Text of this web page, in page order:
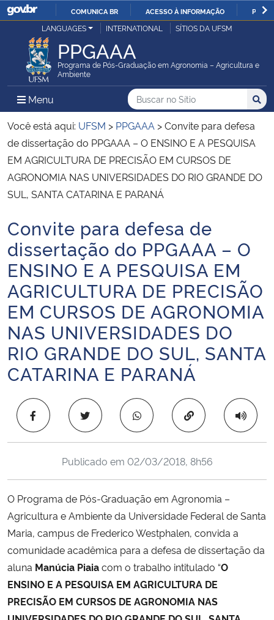
IR
O
COMUNICA BR ACESSO À INFORMAÇÃO
Ministério da Justiça e Segurança Pública
Ministério da Defesa
Ministério das Relações Exteriores
Ministério da Economia
Ministério da Educação
Ministério da Cidadania
Ministério da Saúde
Ministério de Minas e Energia
Ministério da Ciência, Tecnologia, Inovações e Comunicações
Ministério do Meio Ambiente
Ministério do Turismo
Ministério do Desenvolvimento Regional
Controladoria-Geral da União
Secretaria de Governo
LANGUAGES INTERNATIONAL SÍTIOS DA UFSM
PPGAAA
Programa de Pós-Graduação em Agronomia – Agricultura e
Ambiente
Menu Menu Principal do Sítio
Busca
Buscar no no Sítio
Busca:
Você está aqui: UFSM > PPGAAA >Convite para defesa
de dissertação do PPGAAA – O ENSINO E A PESQUISA
EM AGRICULTURA DE PRECISÃO EM CURSOS DE
AGRONOMIA NAS UNIVERSIDADES DO RIO GRANDE DO
SUL, SANTA CATARINA E PARANÁ
Início do conteúdo
Convite para defesa de
dissertação do PPGAAA – O
ENSINO E A PESQUISA EM
AGRICULTURA DE PRECISÃO
EM CURSOS DE AGRONOMIA
NAS UNIVERSIDADES DO
RIO GRANDE DO SUL, SANTA
CATARINA E PARANÁ
Copiar para área
Publicado em 02/03/2018, 8h56
O Programa de Pós-Graduação em Agronomia –
Agricultura e Ambiente da Universidade Federal de Santa
Maria, campus de Frederico Westphalen, convida a
comunidade acadêmica para a defesa de dissertação da
aluna Manúcia Piaiacom o trabalho intitulado “O
ENSINO E A PESQUISA EM AGRICULTURA DE
PRECISÃO EM CURSOS DE AGRONOMIA NAS